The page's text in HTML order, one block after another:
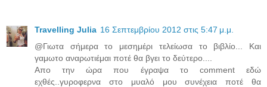
Travelling Julia 16 Σεπτεμβρίου 2012 στις 5:47 μ.μ.
@Γιωτα σήμερα το μεσημέρι τελείωσα το βιβλίο... Και
γαμωτο αναρωτιέμαι ποτέ θα βγει το δεύτερο....
Απο την ώρα που έγραψα το comment εδώ
εχθές..γυροφερνα στο μυαλό μου συνέχεια ποτέ θα